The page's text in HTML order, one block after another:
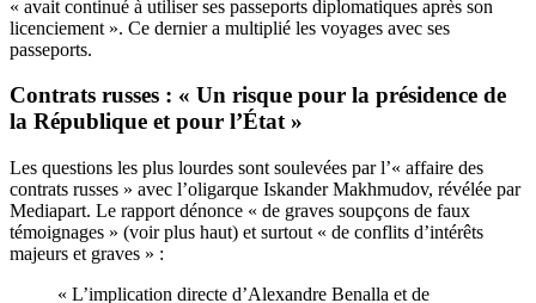
« avait continué à utiliser ses passeports diplomatiques après son
licenciement ». Ce dernier a multiplié les voyages avec ses
passeports.
Contrats russes : « Un risque pour la présidence de
la République et pour l’État »
Les questions les plus lourdes sont soulevées par l’« affaire des
contrats russes » avec l’oligarque Iskander Makhmudov, révélée par
Mediapart. Le rapport dénonce « de graves soupçons de faux
témoignages » (voir plus haut) et surtout « de conflits d’intérêts
majeurs et graves » :
« L’implication directe d’Alexandre Benalla et de